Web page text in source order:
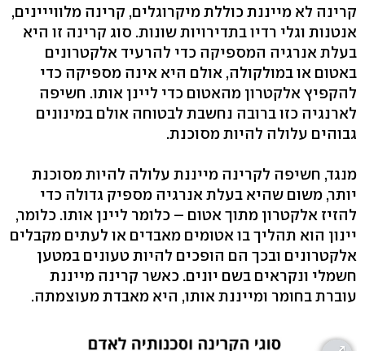
קרינה לא מייננת כוללת מיקרוגלים, קרינה מלווייינים,
אנטנות וגלי רדיו בתדירויות שונות. סוג קרינה זו היא
בעלת אנרגיה המספיקה כדי להרעיד אלקטרונים
באטום או במולקולה, אולם היא אינה מספיקה כדי
להקפיץ אלקטרון מהאטום כדי ליינן אותו. חשיפה
לארנגיה כזו ברובה נחשבת לבטוחה אולם במינונים
גבוהים עלולה להיות מסוכנת.
מנגד, חשיפה לקרינה מייננת עלולה להיות מסוכנת
יותר, משום שהיא בעלת אנרגיה מספיק גדולה כדי
להזיז אלקטרון מתוך אטום – כלומר ליינן אותו. כלומר,
יינון הוא תהליך בו אטומים מאבדים או לעתים מקבלים
אלקטרונים ובכך הם הופכים להיות טעונים במטען
חשמלי ונקראים בשם יונים. כאשר קרינה מייננת
עוברת בחומר ומייננת אותו, היא מאבדת מעוצמתה.